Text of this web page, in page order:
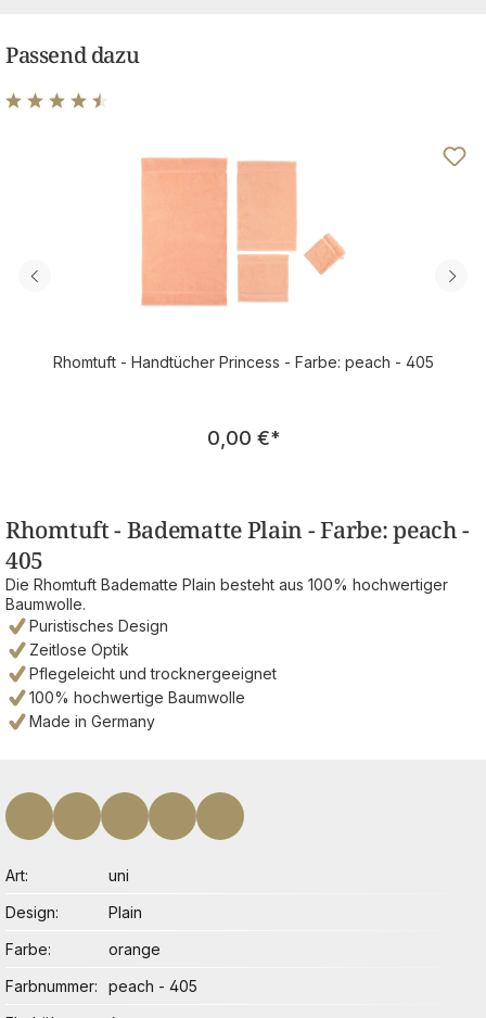
Passend dazu
Rhomtuft - Handtücher Princess - Farbe: peach - 405
Regulärer Preis:
0,00 €*
Rhomtuft - Badematte Plain - Farbe: peach -
405
Die Rhomtuft Badematte Plain besteht aus 100% hochwertiger
Baumwolle.
Puristisches Design
Zeitlose Optik
Pflegeleicht und trocknergeeignet
100% hochwertige Baumwolle
Made in Germany
Art
uni
Design
Plain
Farbe
orange
Farbnummer
peach - 405